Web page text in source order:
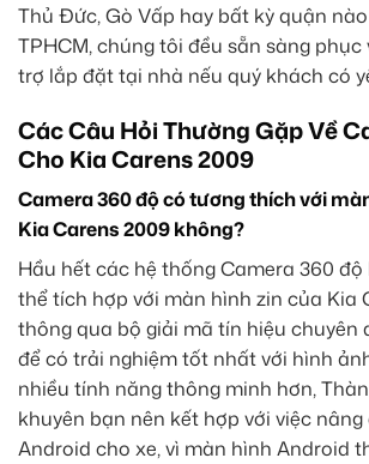
Thủ Đức, Gò Vấp hay bất kỳ quận
TPHCM, chúng tôi đều sẵn sàng
trợ lắp đặt tại nhà nếu quý khách có
Các Câu Hỏi Thường Gặp Về
Cho Kia Carens 2009
Camera 360 độ có tương thích với
Kia Carens 2009 không?
Hầu hết các hệ thống Camera 360 độ
thể tích hợp với màn hình zin của Kia
thông qua bộ giải mã tín hiệu chuyên
để có trải nghiệm tốt nhất với hình
nhiều tính năng thông minh hơn,
khuyên bạn nên kết hợp với việc
Android cho xe, vì màn hình Android